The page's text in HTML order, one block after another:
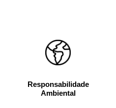
Responsabilidade
Ambiental